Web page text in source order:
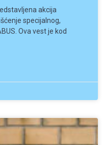
akcija
specijalnog,
Ova vest je kod